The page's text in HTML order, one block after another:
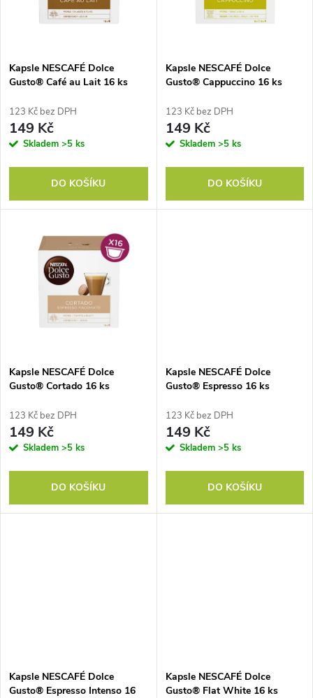
p
r
o
u
s
p
r
o
d
Kapsle NESCAFÉ Dolce
Gusto® Café au Lait 16 ks
123 Kč bez DPH
149 Kč
Skladem >5 ks
DO KOŠÍKU
Kapsle NESCAFÉ Dolce
Gusto® Cappuccino 16 ks
123 Kč bez DPH
149 Kč
Skladem >5 ks
DO KOŠÍKU
Kapsle NESCAFÉ Dolce
Gusto® Cortado 16 ks
123 Kč bez DPH
149 Kč
Skladem >5 ks
DO KOŠÍKU
Kapsle NESCAFÉ Dolce
Gusto® Espresso 16 ks
123 Kč bez DPH
149 Kč
Skladem >5 ks
DO KOŠÍKU
Kapsle NESCAFÉ Dolce
Gusto® Espresso Intenso 16
Kapsle NESCAFÉ Dolce
Gusto® Flat White 16 ks